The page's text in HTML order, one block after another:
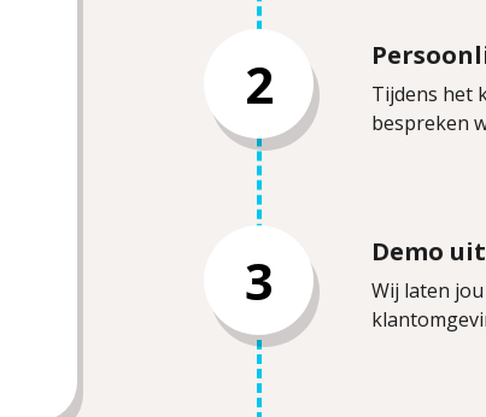
Tijdens het
bespreken
2
Demo
Wij laten
3